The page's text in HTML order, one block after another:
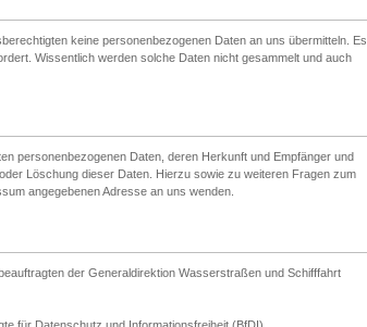
keine personenbezogenen Daten an uns übermitteln. Es
Wissentlich werden solche Daten nicht gesammelt und auch
personenbezogenen Daten, deren Herkunft und Empfänger und
Löschung dieser Daten. Hierzu sowie zu weiteren Fragen zum
angegebenen Adresse an uns wenden.
der Generaldirektion Wasserstraßen und Schifffahrt